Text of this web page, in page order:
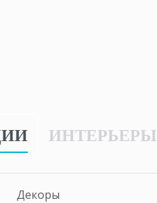
ИНТЕРЬЕРЫ
Декоры